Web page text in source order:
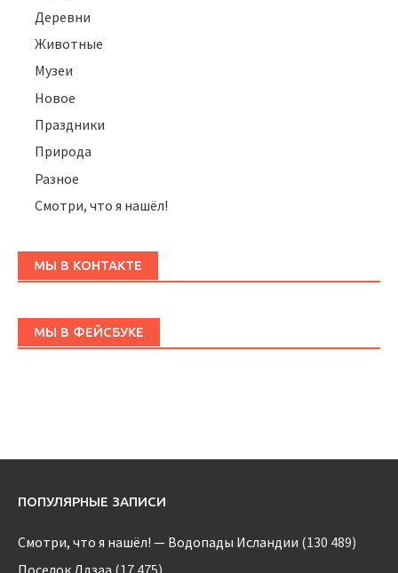
Деревни
Животные
Музеи
Новое
Праздники
Природа
Разное
Смотри, что я нашёл!
МЫ В КОНТАКТЕ
МЫ В ФЕЙСБУКЕ
ПОПУЛЯРНЫЕ ЗАПИСИ
Смотри, что я нашёл! — Водопады Исландии (130 489)
Поселок Лдзаа (17 475)